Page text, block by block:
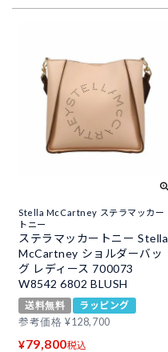
Stella McCartney ステラマッカー
トニー
ステラマッカートニー Stella
McCartney ショルダーバッ
グ レディース 700073
W8542 6802 BLUSH
送料無料
ラッピング
参考価格 ¥128,700
¥79,800税込